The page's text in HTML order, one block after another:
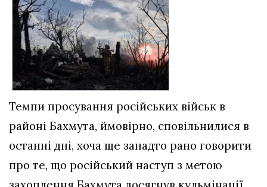
Темпи просування російських військ в
районі Бахмута, ймовірно, сповільнилися в
останні дні, хоча ще занадто рано говорити
про те, що російський наступ з метою